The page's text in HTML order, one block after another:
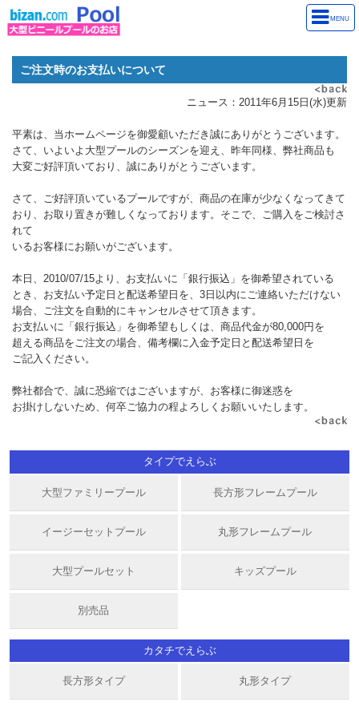
MENU
ご注文時のお支払いについて
ニュース：2011年6月15日(水)更新
平素は、当ホームページを御愛顧いただき誠にありがとうございます。
さて、いよいよ大型プールのシーズンを迎え、昨年同様、弊社商品も
大変ご好評頂いており、誠にありがとうございます。
さて、ご好評頂いているプールですが、商品の在庫が少なくなってきて
おり、お取り置きが難しくなっております。そこで、ご購入をご検討さ
れて
いるお客様にお願いがございます。
本日、2010/07/15より、お支払いに「銀行振込」を御希望されている
とき、お支払い予定日と配送希望日を、3日以内にご連絡いただけない
場合、ご注文を自動的にキャンセルさせて頂きます。
お支払いに「銀行振込」を御希望もしくは、商品代金が80,000円を
超える商品をご注文の場合、備考欄に入金予定日と配送希望日を
ご記入ください。
弊社都合で、誠に恐縮ではございますが、お客様に御迷惑を
お掛けしないため、何卒ご協力の程よろしくお願いいたします。
タイプでえらぶ
大型ファミリープール 長方形フレームプール
イージーセットプール 丸形フレームプール
大型プールセット キッズプール
別売品
カタチでえらぶ
長方形タイプ 丸形タイプ